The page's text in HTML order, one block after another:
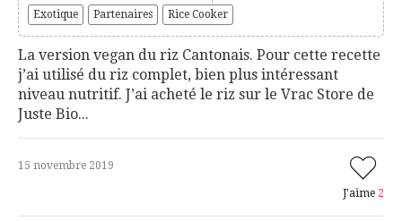
Exotique
Partenaires Rice Cooker
La version vegan du riz Cantonais. Pour cette recette
j’ai utilisé du riz complet, bien plus intéressant
niveau nutritif. J’ai acheté le riz sur le Vrac Store de
Juste Bio...
15 novembre 2019
J'aime 2